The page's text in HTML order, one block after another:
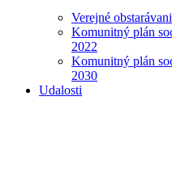
Verejné
Komunitný plán
2022
Komunitný plán
2030
Udalosti